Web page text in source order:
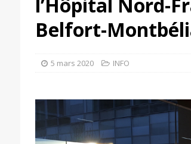
l’Hôpital Nord-
Belfort-
5 mars 2020 INFO